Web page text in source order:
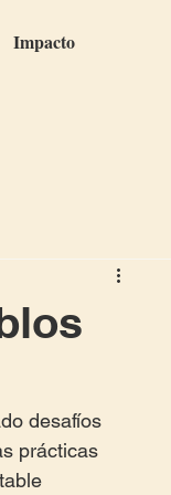
Impacto
desafíos
prácticas